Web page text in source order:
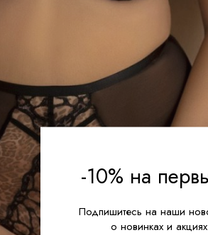
-10% на
Подпишитесь на наши
о новинках и